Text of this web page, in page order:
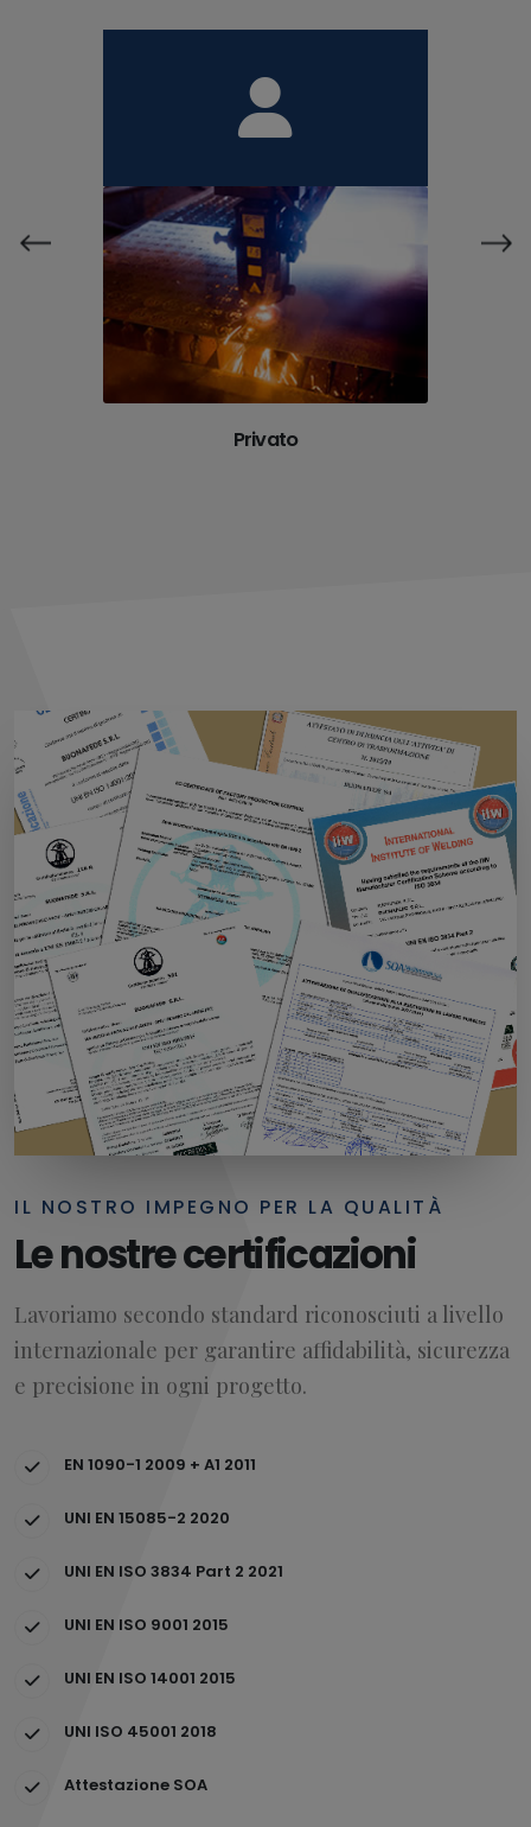
Privato
IL NOSTRO IMPEGNO PER LA QUALITÀ
Le nostre certificazioni
Lavoriamo secondo standard riconosciuti a livello
internazionale per garantire affidabilità, sicurezza
e precisione in ogni progetto.
EN 1090-1 2009 + A1 2011
UNI EN 15085-2 2020
UNI EN ISO 3834 Part 2 2021
UNI EN ISO 9001 2015
UNI EN ISO 14001 2015
UNI ISO 45001 2018
Attestazione SOA